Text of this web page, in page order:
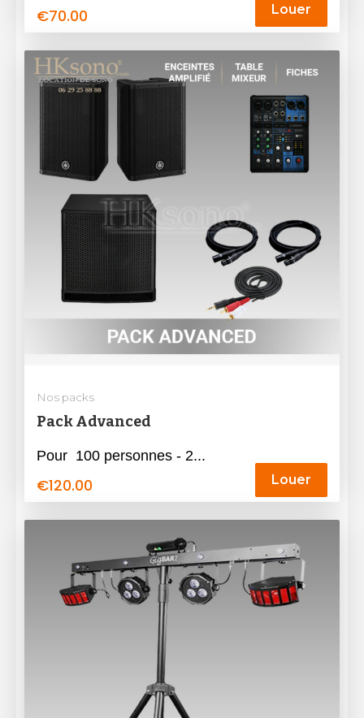
€70.00 Louer
Nos packs
Pack Advanced
Pour 100 personnes - 2...
€120.00 Louer